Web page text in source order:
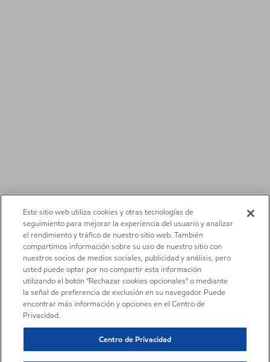
Este sitio web utiliza cookies y otras tecnologías de
seguimiento para mejorar la experiencia del usuario y analizar
el rendimiento y tráfico de nuestro sitio web. También
compartimos información sobre su uso de nuestro sitio con
nuestros socios de medios sociales, publicidad y análisis, pero
usted puede optar por no compartir esta información
utilizando el botón "Rechazar cookies opcionales" o mediante
la señal de preferencia de exclusión en su navegador. Puede
encontrar más información y opciones en el Centro de
Privacidad.
Centro de Privacidad